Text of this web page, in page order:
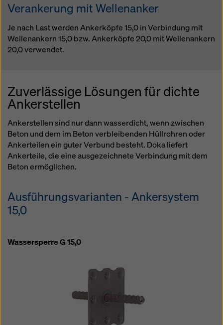
Verankerung mit Wellenanker
Je nach Last werden Ankerköpfe 15,0 in Verbindung mit
Wellenankern 15,0 bzw. Ankerköpfe 20,0 mit Wellenankern
20,0 verwendet.
Zuverlässige Lösungen für dichte
Ankerstellen
Ankerstellen sind nur dann wasserdicht, wenn zwischen
Beton und dem im Beton verbleibenden Hüllrohren oder
Ankerteilen ein guter Verbund besteht. Doka liefert
Ankerteile, die eine ausgezeichnete Verbindung mit dem
Beton ermöglichen.
Ausführungsvarianten - Ankersystem
15,0
Wassersperre G 15,0